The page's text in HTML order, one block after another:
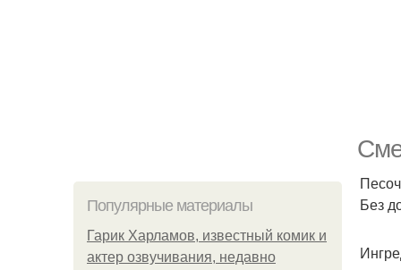
Популярные материалы
Гарик Харламов, известный комик и
актер озвучивания, недавно
Без